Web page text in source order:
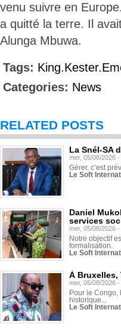
venu suivre en
a quitté la terre. Il
Alunga Mbuwa.
Tags:
Categories: News
RELATED POSTS
La Snél-SA
mer, 05/08/2026 -
Gérer, c’est
Le Soft
Daniel
services
mer, 05/08/2026 -
Notre objectif
formalisation.
Le Soft
À Bruxelles,
mer, 05/08/2026
Pour le
historique...
Le Soft